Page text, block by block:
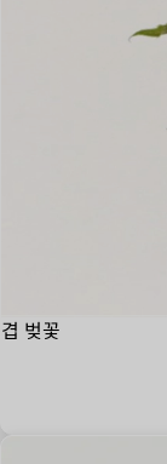
겹 벚꽃